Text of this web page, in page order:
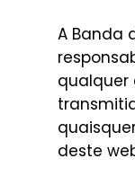
A Banda
qualquer
deste